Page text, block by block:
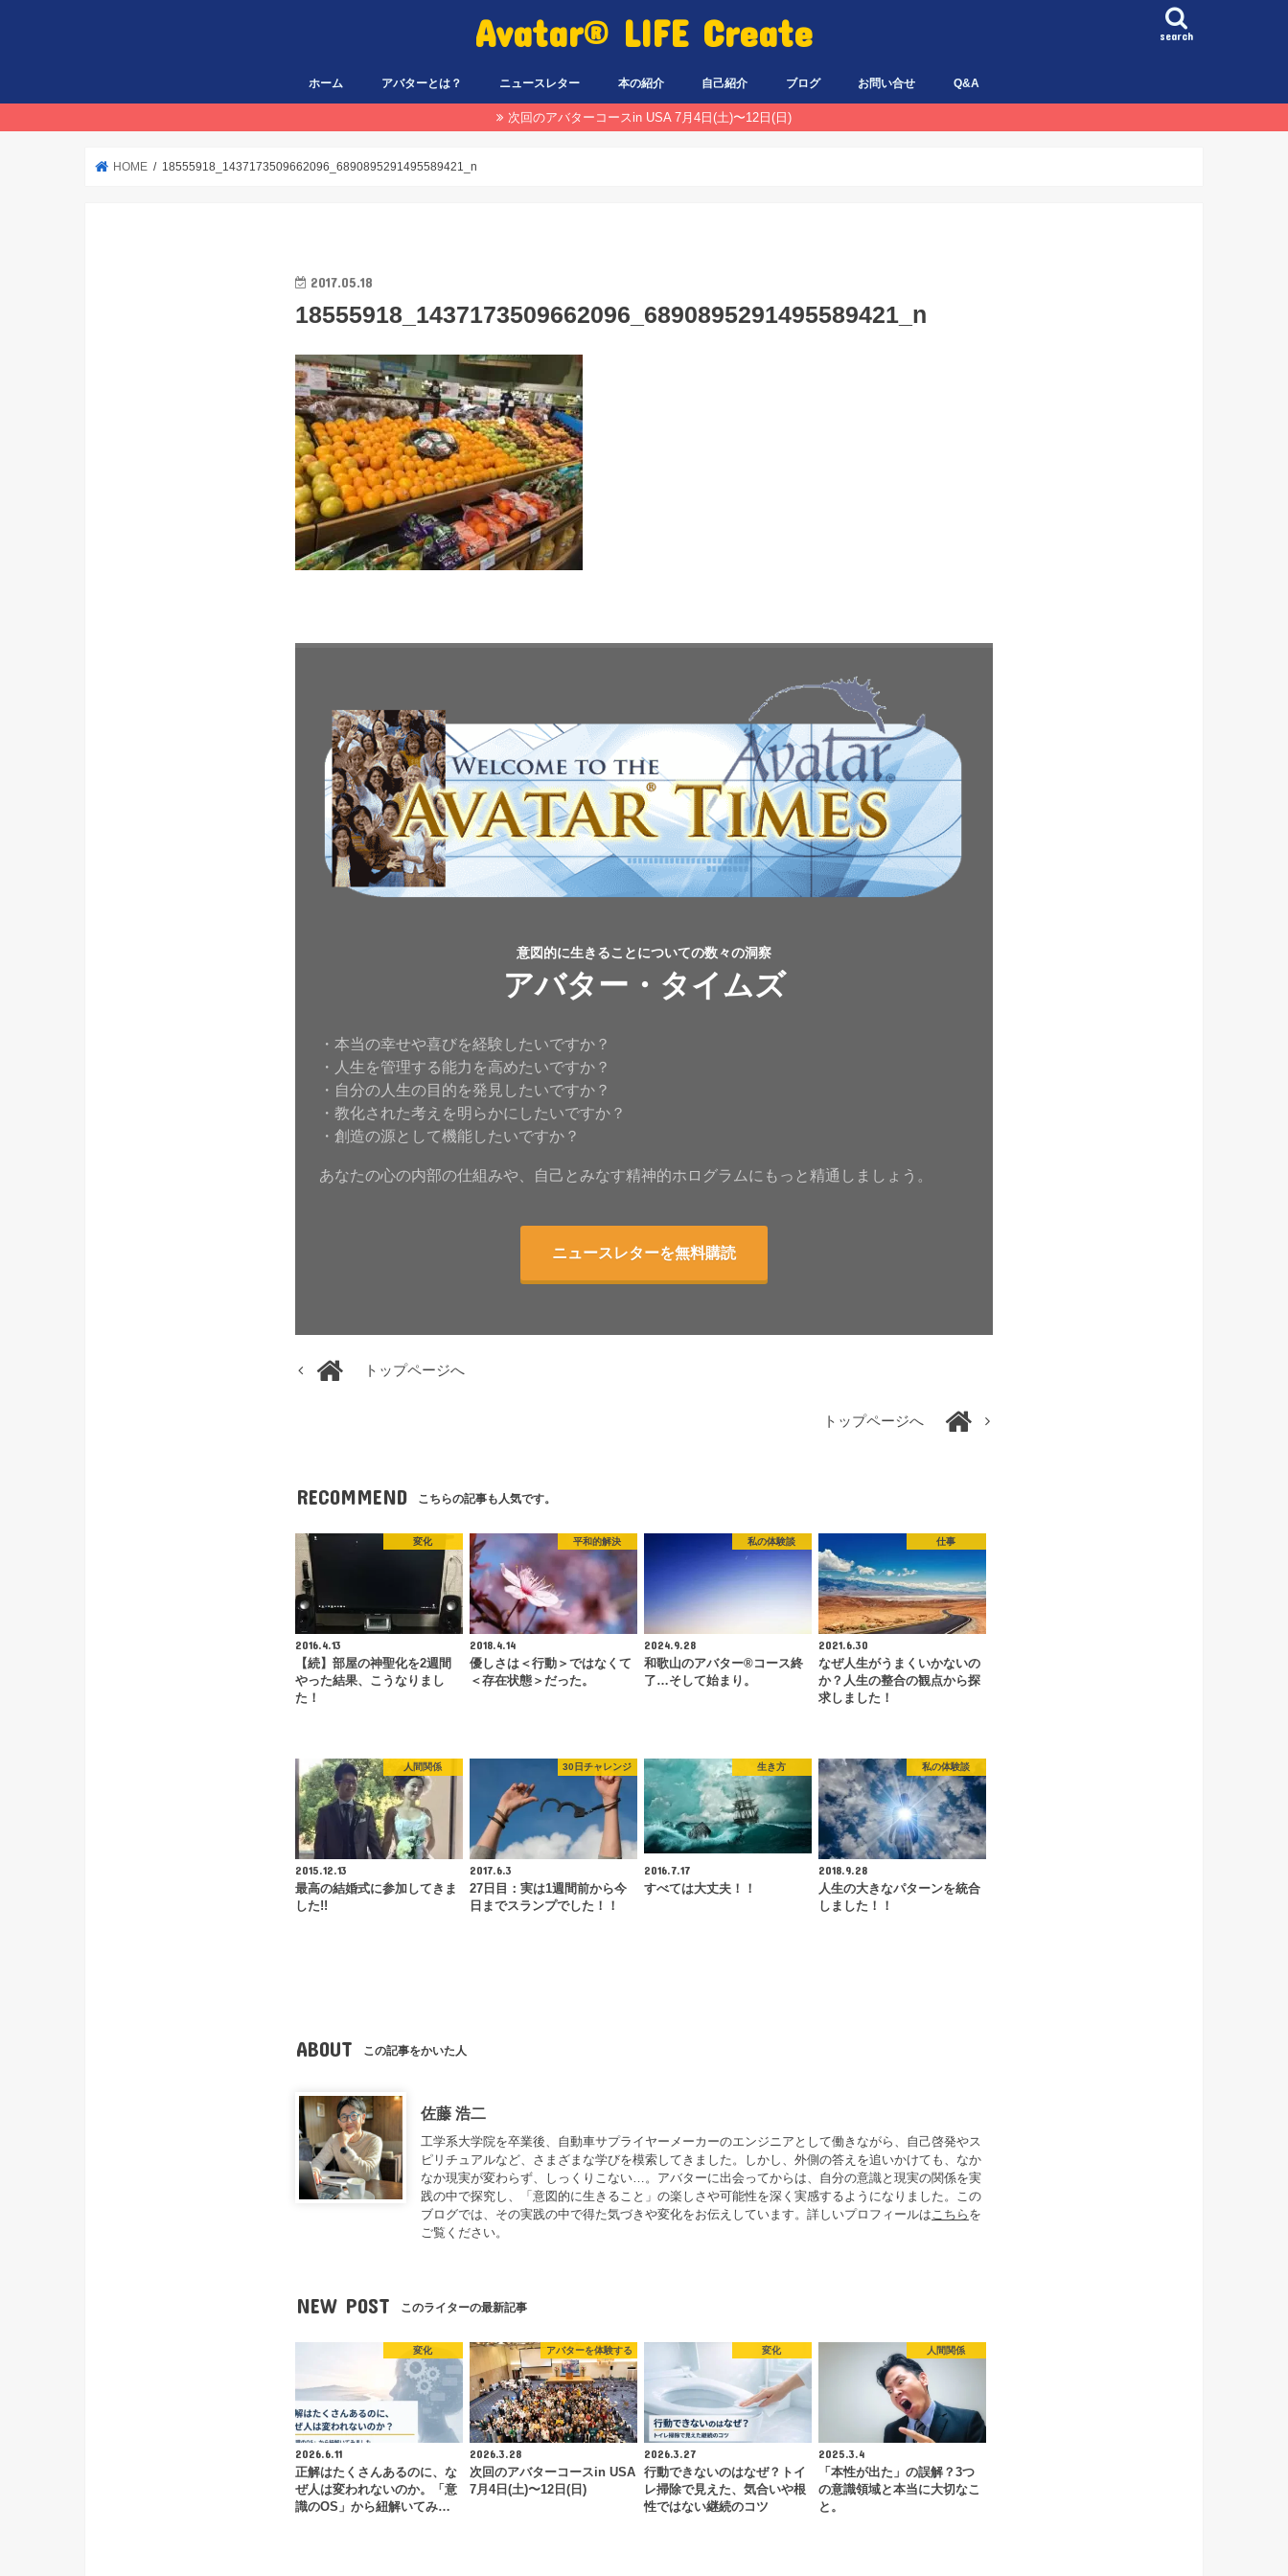
Avatar® LIFE Create search
ホーム アバターとは？ ニュースレター 本の紹介 自己紹介 ブログ お問い合せ Q&A
次回のアバターコースin USA 7月4日(土)〜12日(日)
HOME 18555918_1437173509662096_6890895291495589421_n
2017.05.18
18555918_1437173509662096_6890895291495589421_n
意図的に生きることについての数々の洞察
アバター・タイムズ
・本当の幸せや喜びを経験したいですか？
・人生を管理する能力を高めたいですか？
・自分の人生の目的を発見したいですか？
・教化された考えを明らかにしたいですか？
・創造の源として機能したいですか？
あなたの心の内部の仕組みや、自己とみなす精神的ホログラムにもっと精通しましょう。
ニュースレターを無料購読
トップページへ
トップページへ
RECOMMEND こちらの記事も人気です。
変化
2016.4.13
【続】部屋の神聖化を2週間
やった結果、こうなりまし
た！
平和的解決
2018.4.14
優しさは＜行動＞ではなくて
＜存在状態＞だった。
私の体験談
2024.9.28
和歌山のアバター®コース終
了…そして始まり。
仕事
2021.6.30
なぜ人生がうまくいかないの
か？人生の整合の観点から探
求しました！
人間関係
2015.12.13
最高の結婚式に参加してきま
した!!
30日チャレンジ
2017.6.3
27日目：実は1週間前から今
日までスランプでした！！
生き方
2016.7.17
すべては大丈夫！！
私の体験談
2018.9.28
人生の大きなパターンを統合
しました！！
ABOUT この記事をかいた人
佐藤 浩二
工学系大学院を卒業後、自動車サプライヤーメーカーのエンジニアとして働きながら、自己啓発やス
ピリチュアルなど、さまざまな学びを模索してきました。しかし、外側の答えを追いかけても、なか
なか現実が変わらず、しっくりこない…。アバターに出会ってからは、自分の意識と現実の関係を実
践の中で探究し、「意図的に生きること」の楽しさや可能性を深く実感するようになりました。この
ブログでは、その実践の中で得た気づきや変化をお伝えしています。詳しいプロフィールは こちら を
ご覧ください。
NEW POST このライターの最新記事
変化
2026.6.11
正解はたくさんあるのに、な
ぜ人は変われないのか。「意
識のOS」から紐解いてみ…
アバターを体験する
2026.3.28
次回のアバターコースin USA
7月4日(土)〜12日(日)
変化
2026.3.27
行動できないのはなぜ？トイ
レ掃除で見えた、気合いや根
性ではない継続のコツ
人間関係
2025.3.4
「本性が出た」の誤解？3つ
の意識領域と本当に大切なこ
と。